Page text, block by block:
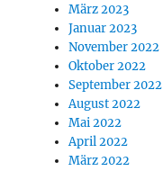
März 2023
Januar 2023
November 2022
Oktober 2022
September 2022
August 2022
Mai 2022
April 2022
März 2022